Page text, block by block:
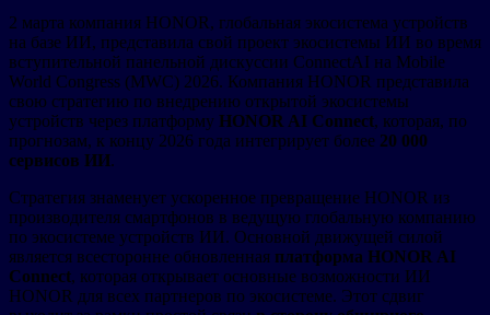
2 марта компания HONOR, глобальная экосистема устройств
на базе ИИ, представила свой проект экосистемы ИИ во время
вступительной панельной дискуссии ConnectAI на Mobile
World Congress (MWC) 2026. Компания HONOR представила
свою стратегию по внедрению открытой экосистемы
устройств через платформу HONOR AI Connect, которая, по
прогнозам, к концу 2026 года интегрирует более 20 000
сервисов ИИ.
Стратегия знаменует ускоренное превращение HONOR из
производителя смартфонов в ведущую глобальную компанию
по экосистеме устройств ИИ. Основной движущей силой
является всесторонне обновленная платформа HONOR AI
Connect, которая открывает основные возможности ИИ
HONOR для всех партнеров по экосистеме. Этот сдвиг